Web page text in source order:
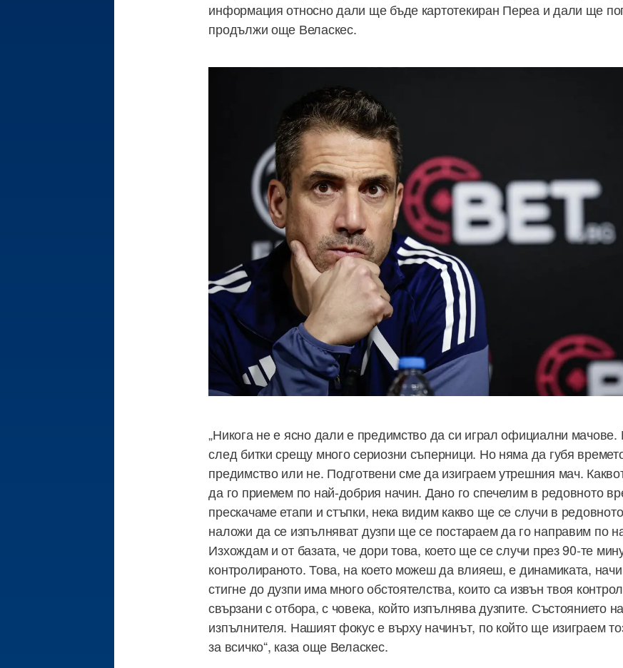
информация относно дали ще бъде картотекиран Переа и дали ще
продължи още Веласкес.
„Никога не е ясно дали е предимство да си играл официални
след битки срещу много сериозни съперници. Но няма да губя
предимство или не. Подготвени сме да изиграем утрешния мач.
да го приемем по най-добрия начин. Дано го спечелим в редовното
прескачаме етапи и стъпки, нека видим какво ще се случи в
наложи да се изпълняват дузпи ще се постараем да го направим по
Изхождам и от базата, че дори това, което ще се случи през 90-те
контролираното. Това, на което можеш да влияеш, е динамиката,
стигне до дузпи има много обстоятелства, които са извън твоя
свързани с отбора, с човека, който изпълнява дузпите. Състоянието
изпълнителя. Нашият фокус е върху начинът, по който ще изиграем
за всичко“, каза още Веласкес.